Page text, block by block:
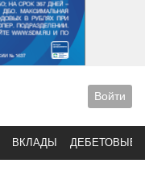
Войти
ВКЛАДЫ ДЕБЕТОВЫЕ